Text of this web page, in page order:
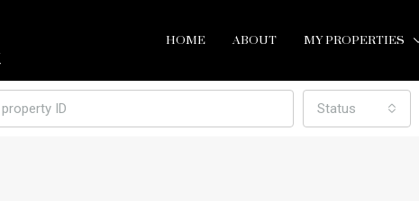
HOME ABOUT MY PROPERTIES
Status